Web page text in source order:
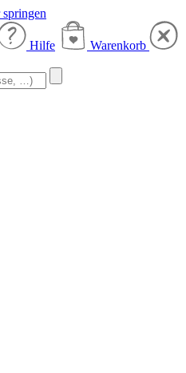
Hilfe
Warenkorb